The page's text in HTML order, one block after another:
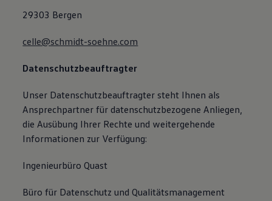
29303 Bergen
celle@schmidt-soehne.com
Datenschutzbeauftragter
Unser Datenschutzbeauftragter steht Ihnen als
Ansprechpartner für datenschutzbezogene Anliegen,
die Ausübung Ihrer Rechte und weitergehende
Informationen zur Verfügung:
Ingenieurbüro Quast
Büro für Datenschutz und Qualitätsmanagement